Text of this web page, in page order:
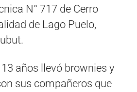
N° 717 de Cerro
de Lago Puelo,
años llevó brownies y
sus compañeros que